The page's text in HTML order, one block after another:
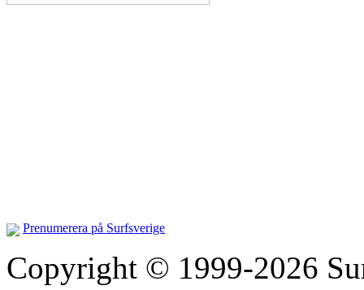
Prenumerera på Surfsverige
Copyright © 1999-2026